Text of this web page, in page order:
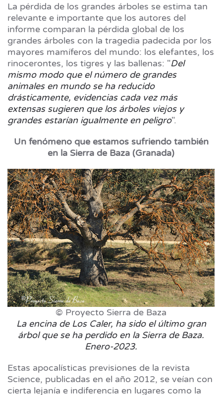
La pérdida de los grandes árboles se estima tan
relevante e importante que los autores del
informe comparan la pérdida global de los
grandes árboles con la tragedia padecida por los
mayores mamíferos del mundo: los elefantes, los
rinocerontes, los tigres y las ballenas: "Del
mismo modo que el número de grandes
animales en mundo se ha reducido
drásticamente, evidencias cada vez más
extensas sugieren que los árboles viejos y
grandes estarían igualmente en peligro".
Un fenómeno que estamos sufriendo también
en la Sierra de Baza (Granada)
© Proyecto Sierra de Baza
La encina de Los Caler, ha sido el último gran
árbol que se ha perdido en la Sierra de Baza.
Enero-2023.
Estas apocalísticas previsiones de la revista
Science, publicadas en el año 2012, se veían con
cierta lejanía e indiferencia en lugares como la